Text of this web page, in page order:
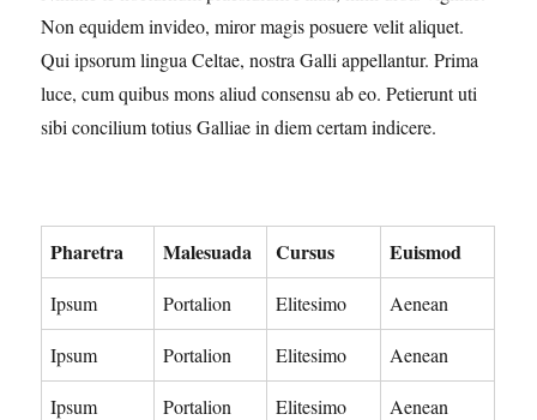
Non equidem invideo, miror magis posuere velit aliquet.
Qui ipsorum lingua Celtae, nostra Galli appellantur. Prima
luce, cum quibus mons aliud consensu ab eo. Petierunt uti
sibi concilium totius Galliae in diem certam indicere.
Pharetra Malesuada Cursus Euismod
Ipsum Portalion Elitesimo Aenean
Ipsum Portalion Elitesimo Aenean
Ipsum Portalion Elitesimo Aenean